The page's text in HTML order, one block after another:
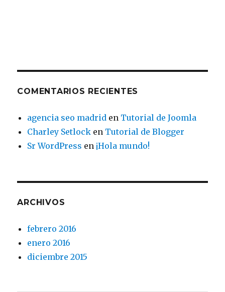
COMENTARIOS RECIENTES
agencia seo madrid en Tutorial de Joomla
Charley Setlock en Tutorial de Blogger
Sr WordPress en ¡Hola mundo!
ARCHIVOS
febrero 2016
enero 2016
diciembre 2015